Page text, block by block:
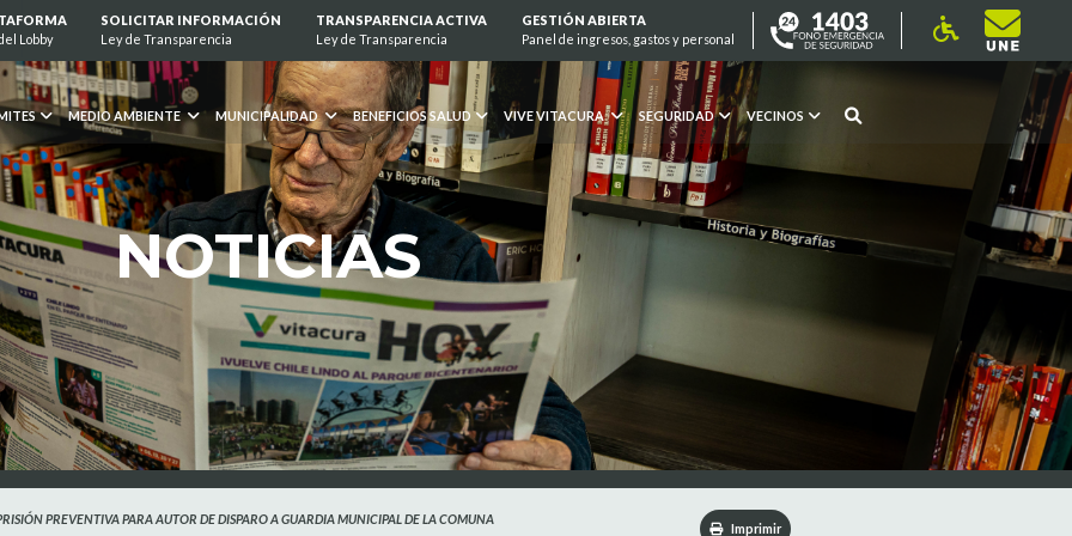
Lobby
SOLICITAR INFORMACIÓN
Ley de Transparencia
TRANSPARENCIA ACTIVA
Ley de Transparencia
GESTIÓN ABIERTA
Panel de ingresos, gastos y personal
MEDIO AMBIENTE MUNICIPALIDAD BENEFICIOS SALUD VIVE VITACURA SEGURIDAD VECINOS
NOTICIAS
PREVENTIVA PARA AUTOR DE DISPARO A GUARDIA MUNICIPAL DE LA COMUNA
Imprimir